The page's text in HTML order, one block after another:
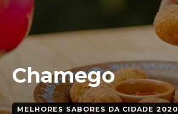
Chamego
MELHORES SABORES DA CIDADE 2020